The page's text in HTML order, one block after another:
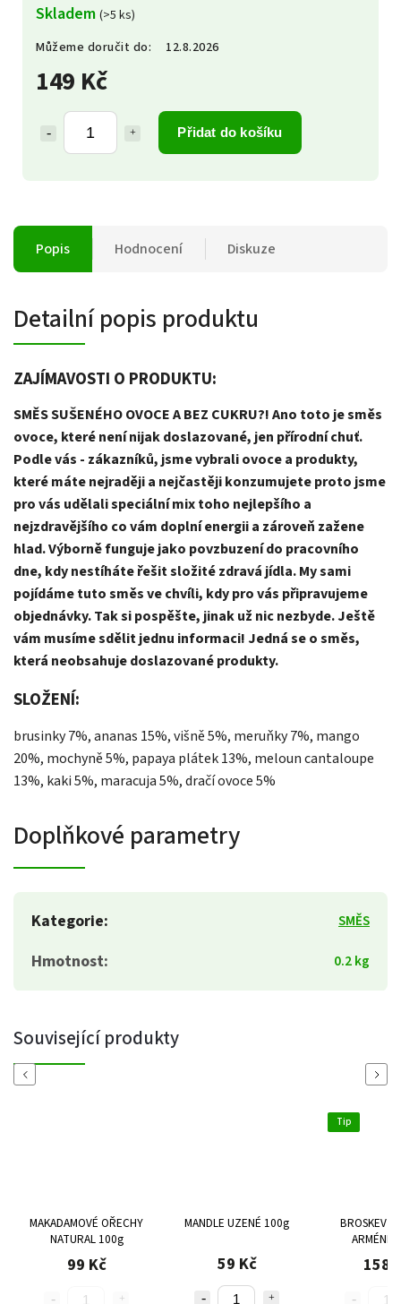
149 Kč
Přidat do košíku
Skladem (>5 ks)
Můžeme doručit do:
12.8.2026
Popis Hodnocení Diskuze
Detailní popis produktu
ZAJÍMAVOSTI O PRODUKTU:
SMĚS SUŠENÉHO OVOCE A BEZ CUKRU?! Ano toto je směs
ovoce, které není nijak doslazované, jen přírodní chuť.
Podle vás - zákazníků, jsme vybrali ovoce a produkty,
které máte nejraději a nejčastěji konzumujete proto jsme
pro vás udělali speciální mix toho nejlepšího a
nejzdravějšího co vám doplní energii a zároveň zažene
hlad. Výborně funguje jako povzbuzení do pracovního
dne, kdy nestíháte řešit složité zdravá jídla. My sami
pojídáme tuto směs ve chvíli, kdy pro vás připravujeme
objednávky. Tak si pospěšte, jinak už nic nezbyde. Ještě
vám musíme sdělit jednu informaci! Jedná se o směs,
která neobsahuje doslazované produkty.
SLOŽENÍ:
brusinky 7%, ananas 15%, višně 5%, meruňky 7%, mango
20%, mochyně 5%, papaya plátek 13%, meloun cantaloupe
13%, kaki 5%, maracuja 5%, dračí ovoce 5%
Doplňkové parametry
Kategorie: SMĚS
Hmotnost: 0.2 kg
Související produkty
Previous
MAKADAMOVÉ OŘECHY
NATURAL 100g
99 Kč
MANDLE UZENÉ 100g
59 Kč
Tip
BROSKEV
ARMÉNIE
158
Next